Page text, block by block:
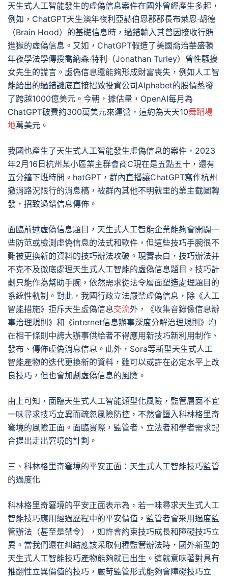
天生式人工智能發生的虛偽信息案件在國外曾經產生多起，
例如，ChatGPT天生澳年夜利亞赫伯恩郡郡長布萊恩·胡德
（Brain Hood）的基礎信息時，過錯輸入其曾因接收行賄
進獄的虛偽信息。又如，ChatGPT假造了美國喬治華盛頓
年夜學法學傳授喬納森·特利（Jonathan Turley）曾性騷擾
女先生的謊言。虛偽信息還能夠形成財富喪失，例如人工智
能給出的過錯謎底直接招致投資公司Alphabet的股價蒸發
了跨越1000億美元。今朝，據估量，OpenAI每月為
ChatGPT破費約300萬美元來運營，這約為天天10舞蹈場
地萬美元。
我國也產生了天生式人工智能發生虛偽信息的案件，2023
年2月16日杭州某小區業主群會商C現在是五點五十，還有
五分鐘下班時間。hatGPT，群內直播讓ChatGPT寫作杭州
撤消路況限行的消息稿，被群內其他不明就里的業主截圖轉
發，招致過錯信息傳佈。
面臨前述虛偽信息題目，天生式人工智能企業能夠會開闢一
些防范或檢測虛偽信息的法式和軟件，但這些技巧手腕很不
難被更換新的資料的技巧辦法攻破。現實表白，技巧辦法并
不克不及徹底處理天生式人工智能的虛偽信息題目。技巧計
劃只能作為幫助手腕，依然需求從法令層面塑造處理題目的
系統性軌制。對此，我國行政立法嚴禁虛偽信息，除《人工
智能措施》拒斥天生虛偽信息交流外，《收集音錄像信息辦
事治理規則》和《internet信息辦事深度分解治理規則》均
在相干條則中誇大辦事供給者不得應用新技巧新利用制作、
發布、傳佈虛偽消息信息。此外，Sora等新型天生式人工
智能產物的迭代更換新的資料，雖可以或許在必定水平上改
良技巧，但也會加劇虛偽信息的風險。
由上可知，面臨天生式人工智能類型化風險，監管層面不宜
一味尋求技巧立異而疏忽風險防控，不然會墮入科林格里奇
窘境的風險正面。面臨實際，監管者、立法者和學者需求配
合提出走出窘境的計劃。
三、科林格里奇窘境的平安正面：天生式人工智能技巧監管
的過度化
科林格里奇窘境的平安正面表示為，若一味尋求天生式人工
智能技巧應用經過歷程中的平安價值，監管者會采用過度監
管辦法（甚至是禁令），如許會約束技巧成長和障礙技巧立
異。當我們還在糾結應該采取何種監管辦法時，國外新型的
天生式人工智能技巧產物能夠就已出生。這就意味著對具有
推翻性立異價值的技巧，嚴苛監管形式能夠會障礙技巧立